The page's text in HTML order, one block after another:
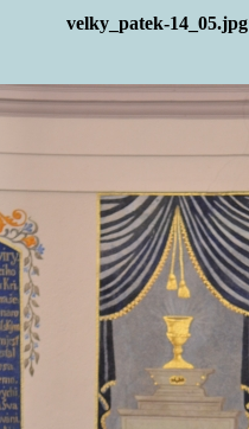
velky_patek-14_05.jpg